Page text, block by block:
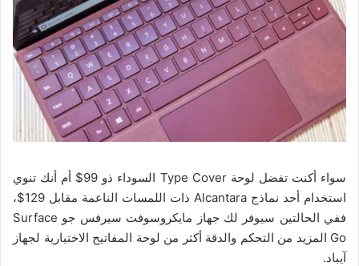
سواء أكنت تفضل لوحة Type Cover السوداء ذو 99$ أم أنك تنوي
استخدام أحد نماذج Alcantara ذات اللمسات الناعمة مقابل 129$،
ففي الحالتين سيوفر لك جهاز مايكروسوفت سيرفس جو Surface
Go المزيد من التحكم والدقة أكثر من لوحة المفاتيح الاختيارية لجهاز
آيباد.